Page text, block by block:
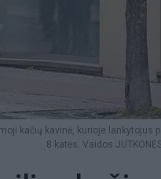
kačių kavinė, kurioje lankytojus
8 katės. Vaidos